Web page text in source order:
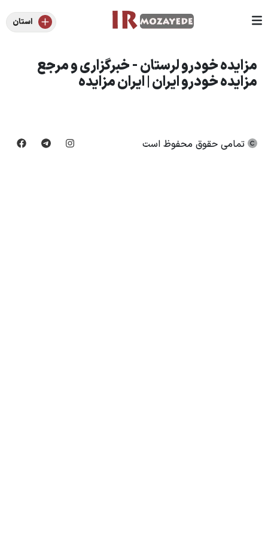
استان
مزایده خودرو لرستان - خبرگزاری و مرجع
مزایده خودرو ایران | ایران مزایده
تمامی حقوق محفوظ است